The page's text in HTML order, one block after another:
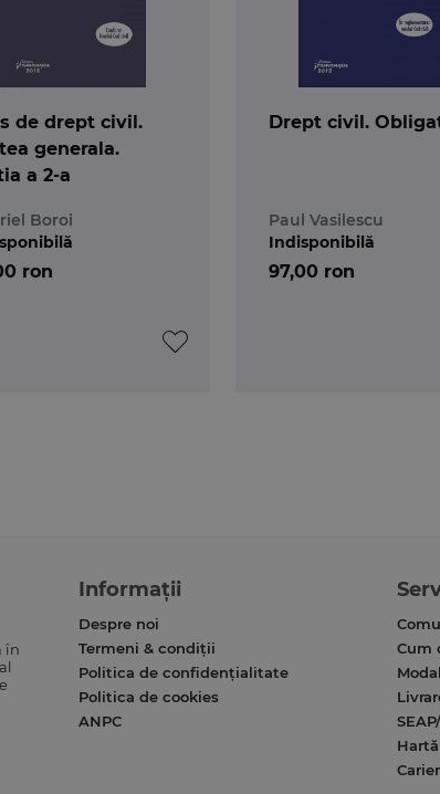
de drept civil.
generala.
a 2-a
Boroi
ron
Drept civil.
Paul Vasilescu
97,00 ron
Indisponibilă
în
Informații
Despre noi
Termeni & condiții
Politica de confidențialitate
Politica de cookies
ANPC
Cum